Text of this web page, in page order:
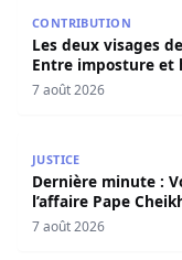
CONTRIBUTION
Les deux visages
Entre imposture et
Seydi)
7 août 2026
JUSTICE
Dernière minute :
l’affaire Pape
7 août 2026